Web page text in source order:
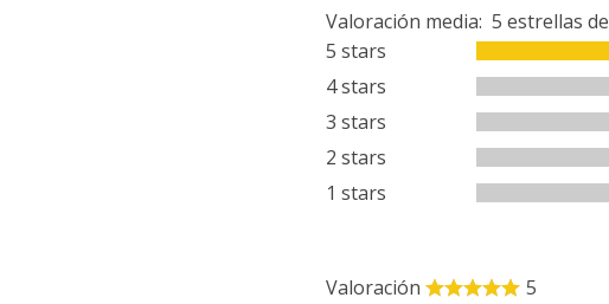
Valoración media:
5 stars
4 stars
3 stars
2 stars
1 stars
5 estrellas de
Valoración 5